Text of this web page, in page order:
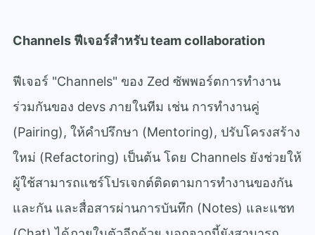
Channels ฟีเจอร์สำหรับ team collaboration
ฟีเจอร์ "Channels" ของ Zed ซัพพอร์ตการทำงาน
ร่วมกันของ devs ภายในทีม เช่น การทำงานคู่
(Pairing), ให้คำปรึกษา (Mentoring), ปรับโครงสร้าง
ใหม่ (Refactoring) เป็นต้น โดย Channels ยังช่วยให้
ผู้ใช้สามารถแชร์โปรเจกต์ติดตามการทำงานของกัน
และกัน และสื่อสารผ่านการบันทึก (Notes) และแชท